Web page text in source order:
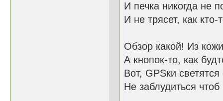
И печка никогда не
И не трясет, как
Обзор какой! Из
А кнопок-то, как
Вот, GPSки светятся
Не заблудиться